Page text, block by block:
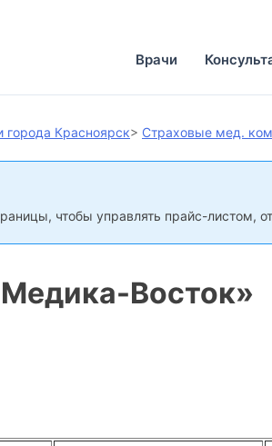
Врачи
города Красноярск> Страховые мед.
чтобы управлять прайс-листом,
Восток»